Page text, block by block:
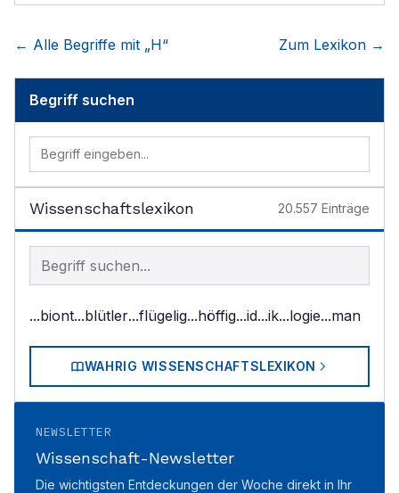
← Alle Begriffe mit „H“ Zum Lexikon →
Begriff suchen
Wissenschaftslexikon 20.557 Einträge
Begriff im Lexikon suchen
...biont...blütler...flügelig...höffig...id...ik...logie...man
WAHRIG WISSENSCHAFTSLEXIKON
NEWSLETTER
Wissenschaft-Newsletter
Die wichtigsten Entdeckungen der Woche direkt in Ihr